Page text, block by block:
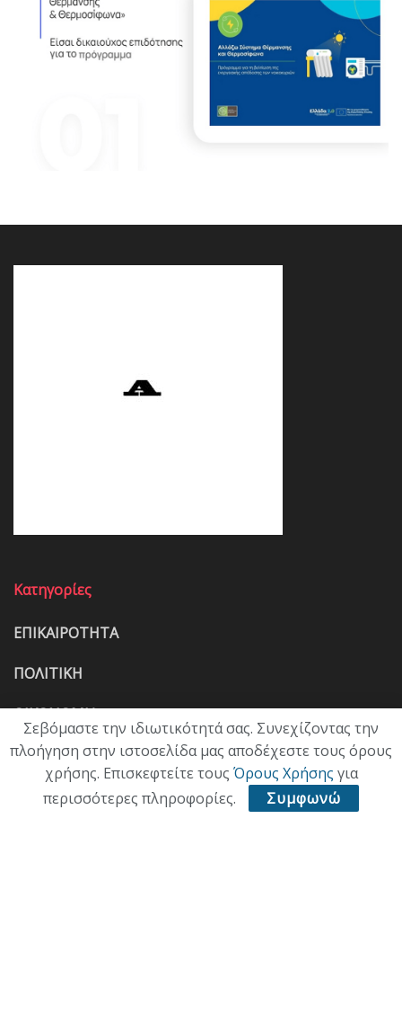
Κατηγορίες
ΕΠΙΚΑΙΡΟΤΗΤΑ
ΠΟΛΙΤΙΚΗ
ΟΙΚΟΝΟΜΙΑ
ΠΟΛΙΤΙΣΜΟΣ
ΥΓΕΙΑ
Σεβόμαστε την ιδιωτικότητά σας. Συνεχίζοντας την
πλοήγηση στην ιστοσελίδα μας αποδέχεστε τους όρους
χρήσης. Επισκεφτείτε τους Όρους Χρήσης για
περισσότερες πληροφορίες.
Συμφωνώ